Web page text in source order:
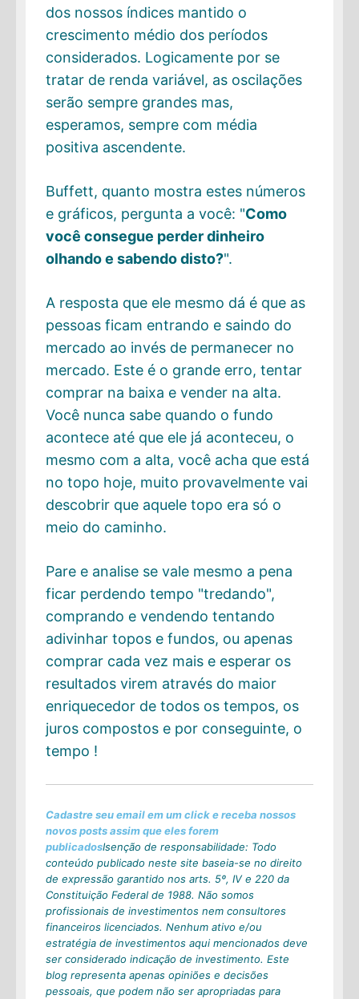
dos nossos índices mantido o
crescimento médio dos períodos
considerados. Logicamente por se
tratar de renda variável, as oscilações
serão sempre grandes mas,
esperamos, sempre com média
positiva ascendente.
Buffett, quanto mostra estes números
e gráficos, pergunta a você: "Como
você consegue perder dinheiro
olhando e sabendo disto?".
A resposta que ele mesmo dá é que as
pessoas ficam entrando e saindo do
mercado ao invés de permanecer no
mercado. Este é o grande erro, tentar
comprar na baixa e vender na alta.
Você nunca sabe quando o fundo
acontece até que ele já aconteceu, o
mesmo com a alta, você acha que está
no topo hoje, muito provavelmente vai
descobrir que aquele topo era só o
meio do caminho.
Pare e analise se vale mesmo a pena
ficar perdendo tempo "tredando",
comprando e vendendo tentando
adivinhar topos e fundos, ou apenas
comprar cada vez mais e esperar os
resultados virem através do maior
enriquecedor de todos os tempos, os
juros compostos e por conseguinte, o
tempo !
Cadastre seu email em um click e receba nossos
novos posts assim que eles forem
publicadosIsenção de responsabilidade: Todo
conteúdo publicado neste site baseia-se no direito
de expressão garantido nos arts. 5º, IV e 220 da
Constituição Federal de 1988. Não somos
profissionais de investimentos nem consultores
financeiros licenciados. Nenhum ativo e/ou
estratégia de investimentos aqui mencionados deve
ser considerado indicação de investimento. Este
blog representa apenas opiniões e decisões
pessoais, que podem não ser apropriadas para